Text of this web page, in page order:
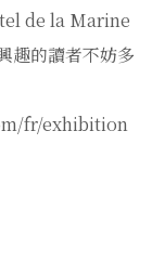
de la Marine
趣的讀者不妨多
fr/exhibition